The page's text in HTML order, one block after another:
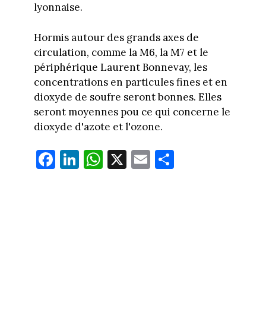
lyonnaise.
Hormis autour des grands axes de
circulation, comme la M6, la M7 et le
périphérique Laurent Bonnevay, les
concentrations en particules fines et en
dioxyde de soufre seront bonnes. Elles
seront moyennes pou ce qui concerne le
dioxyde d'azote et l'ozone.
Fa
ce
Li
nk
W
ha
X E
m
Pa